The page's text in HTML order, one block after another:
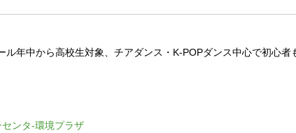
ル年中から高校生対象、チアダンス・K-POPダンス中心で初心者
ンタ-環境プラザ